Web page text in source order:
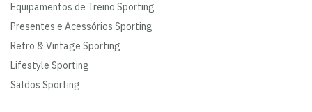
Equipamentos de Treino Sporting
Presentes e Acessórios Sporting
Retro & Vintage Sporting
Lifestyle Sporting
Saldos Sporting